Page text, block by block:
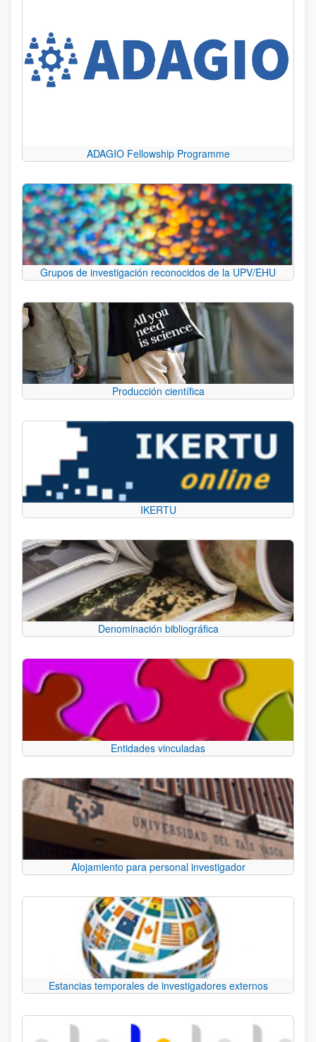
ADAGIO Fellowship Programme
Grupos de investigación reconocidos de la UPV/EHU
Producción científica
IKERTU
Denominación bibliográfica
Entidades vinculadas
Alojamiento para personal investigador
Estancias temporales de investigadores externos